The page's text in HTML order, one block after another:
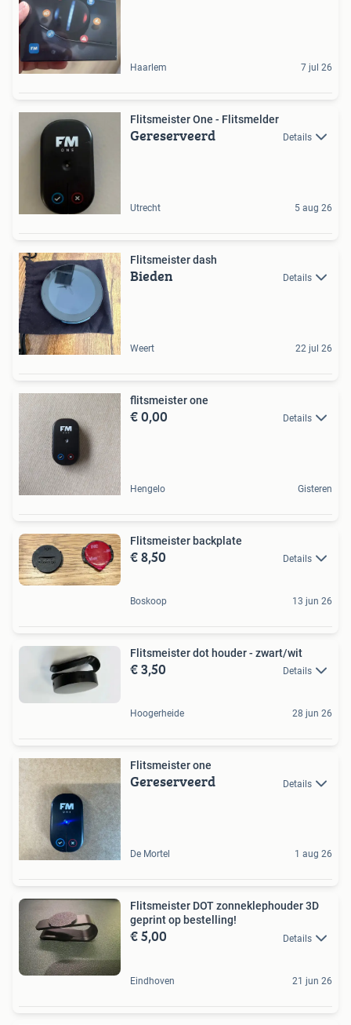
Haarlem 7 jul 26
Flitsmeister One - Flitsmelder
Gereserveerd Details
Utrecht 5 aug 26
Flitsmeister dash
Bieden Details
Weert 22 jul 26
flitsmeister one
€ 0,00 Details
Hengelo Gisteren
Flitsmeister backplate
€ 8,50 Details
Boskoop 13 jun 26
Flitsmeister dot houder - zwart/wit
€ 3,50 Details
Hoogerheide 28 jun 26
Flitsmeister one
Gereserveerd Details
De Mortel 1 aug 26
Flitsmeister DOT zonneklephouder 3D
geprint op bestelling!
€ 5,00 Details
Eindhoven 21 jun 26